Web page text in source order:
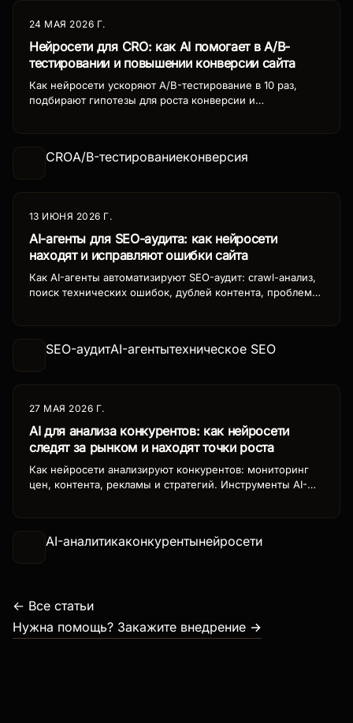
24 МАЯ 2026 Г.
Нейросети для CRO: как AI помогает в A/B-
тестировании и повышении конверсии сайта
Как нейросети ускоряют A/B-тестирование в 10 раз,
подбирают гипотезы для роста конверсии и
CROA/B-тестированиеконверсия
13 ИЮНЯ 2026 Г.
AI-агенты для SEO-аудита: как нейросети
находят и исправляют ошибки сайта
Как AI-агенты автоматизируют SEO-аудит: crawl-анализ,
поиск технических ошибок, дублей контента, проблем
SEO-аудитAI-агентытехническое SEO
27 МАЯ 2026 Г.
AI для анализа конкурентов: как нейросети
следят за рынком и находят точки роста
Как нейросети анализируют конкурентов: мониторинг
цен, контента, рекламы и стратегий. Инструменты AI-
AI-аналитикаконкурентынейросети
← Все статьи
Нужна помощь? Закажите внедрение →